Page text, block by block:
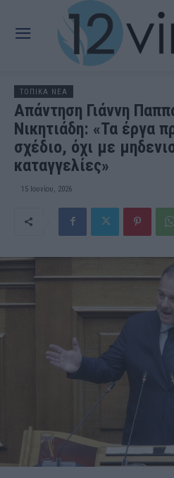
ΤΟΠΙΚΑ ΝΕΑ
Απάντηση Γιάννη
Νικητιάδη: «Τα έργα
σχέδιο, όχι με
καταγγελίες»
15 Ιουνίου, 2026